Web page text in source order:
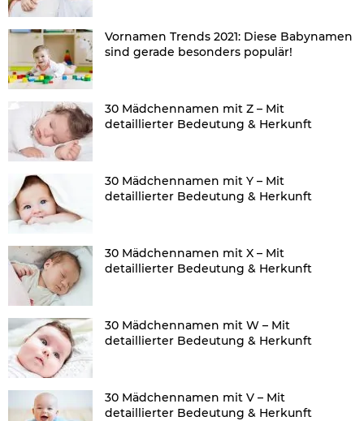
Vornamen Trends 2021: Diese Babynamen
sind gerade besonders populär!
30 Mädchennamen mit Z – Mit
detaillierter Bedeutung & Herkunft
30 Mädchennamen mit Y – Mit
detaillierter Bedeutung & Herkunft
30 Mädchennamen mit X – Mit
detaillierter Bedeutung & Herkunft
30 Mädchennamen mit W – Mit
detaillierter Bedeutung & Herkunft
30 Mädchennamen mit V – Mit
detaillierter Bedeutung & Herkunft